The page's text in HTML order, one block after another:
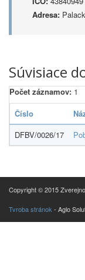
Adresa:
Súvisiace
Počet záznamov: 1
Číslo
DFBV/0026/17
Copyright © 2015
Tvroba stránok - Aglo